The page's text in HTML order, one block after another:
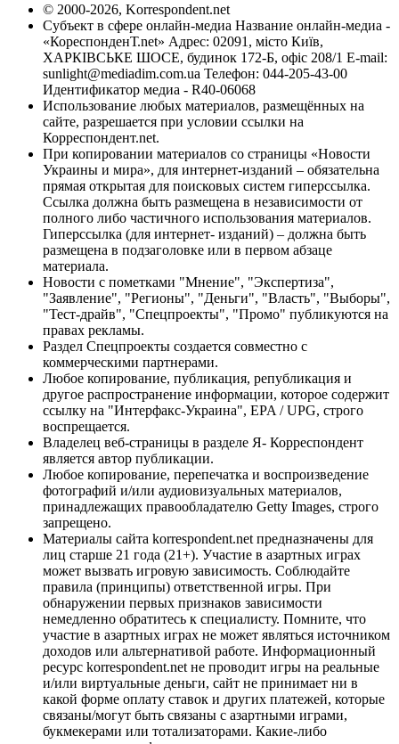
© 2000-2026, Korrespondent.net
Субъект в сфере онлайн-медиа Название онлайн-медиа -
«КореспонденТ.net» Адрес: 02091, місто Київ,
ХАРКІВСЬКЕ ШОСЕ, будинок 172-Б, офіс 208/1 E-mail:
sunlight@mediadim.com.ua Телефон: 044-205-43-00
Идентификатор медиа - R40-06068
Использование любых материалов, размещённых на
сайте, разрешается при условии ссылки на
Корреспондент.net.
При копировании материалов со страницы «Новости
Украины и мира», для интернет-изданий – обязательна
прямая открытая для поисковых систем гиперссылка.
Ссылка должна быть размещена в независимости от
полного либо частичного использования материалов.
Гиперссылка (для интернет- изданий) – должна быть
размещена в подзаголовке или в первом абзаце
материала.
Новости с пометками "Мнение", "Экспертиза",
"Заявление", "Регионы", "Деньги", "Власть", "Выборы",
"Тест-драйв", "Спецпроекты", "Промо" публикуются на
правах рекламы.
Раздел Спецпроекты создается совместно с
коммерческими партнерами.
Любое копирование, публикация, републикация и
другое распространение информации, которое содержит
ссылку на "Интерфакс-Украина", EPA / UPG, строго
воспрещается.
Владелец веб-страницы в разделе Я- Корреспондент
является автор публикации.
Любое копирование, перепечатка и воспроизведение
фотографий и/или аудиовизуальных материалов,
принадлежащих правообладателю Getty Images, строго
запрещено.
Материалы сайта korrespondent.net предназначены для
лиц старше 21 года (21+). Участие в азартных играх
может вызвать игровую зависимость. Соблюдайте
правила (принципы) ответственной игры. При
обнаружении первых признаков зависимости
немедленно обратитесь к специалисту. Помните, что
участие в азартных играх не может являться источником
доходов или альтернативой работе. Информационный
ресурс korrespondent.net не проводит игры на реальные
и/или виртуальные деньги, сайт не принимает ни в
какой форме оплату ставок и других платежей, которые
связаны/могут быть связаны с азартными играми,
букмекерами или тотализаторами. Какие-либо